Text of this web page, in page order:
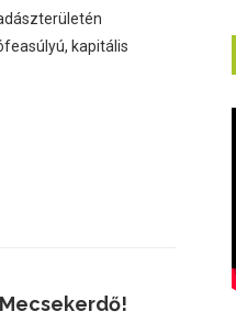
kapitális